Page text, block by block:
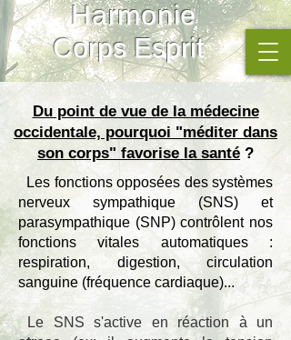
Corps Esprit
Harmonie
Du point de vue de la médecine
occidentale, pourquoi "méditer dans
son corps" favorise la santé ?
Les fonctions opposées des systèmes
nerveux sympathique (SNS) et
parasympathique (SNP) contrôlent nos
fonctions vitales automatiques :
respiration, digestion, circulation
sanguine (fréquence cardiaque)...
Le SNS s'active en réaction à un